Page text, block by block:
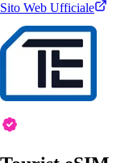
Sito Web Ufficiale